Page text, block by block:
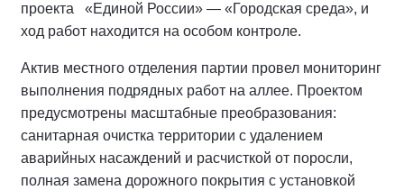
проекта «Единой России» — «Городская среда», и
ход работ находится на особом контроле.
Актив местного отделения партии провел мониторинг
выполнения подрядных работ на аллее. Проектом
предусмотрены масштабные преобразования:
санитарная очистка территории с удалением
аварийных насаждений и расчисткой от поросли,
полная замена дорожного покрытия с установкой